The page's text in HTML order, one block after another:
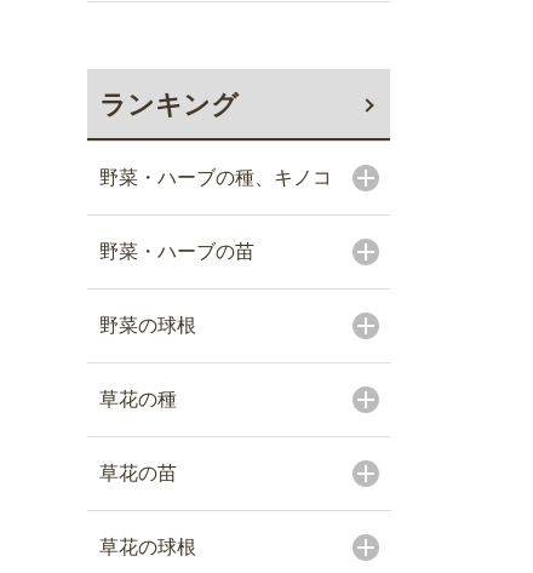
ランキング
野菜・ハーブの種、キノコ
野菜・ハーブの苗
野菜の球根
草花の種
草花の苗
草花の球根